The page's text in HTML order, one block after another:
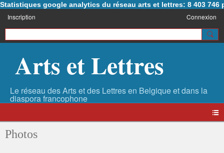
Statistiques google analytics du réseau arts et lettres: 8 403 746
Inscription Connexion
Arts et Lettres
Photos